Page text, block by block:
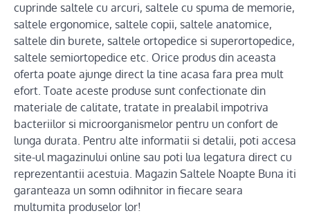
cuprinde saltele cu arcuri, saltele cu spuma de memorie,
saltele ergonomice, saltele copii, saltele anatomice,
saltele din burete, saltele ortopedice si superortopedice,
saltele semiortopedice etc. Orice produs din aceasta
oferta poate ajunge direct la tine acasa fara prea mult
efort. Toate aceste produse sunt confectionate din
materiale de calitate, tratate in prealabil impotriva
bacteriilor si microorganismelor pentru un confort de
lunga durata. Pentru alte informatii si detalii, poti accesa
site-ul magazinului online sau poti lua legatura direct cu
reprezentantii acestuia. Magazin Saltele Noapte Buna iti
garanteaza un somn odihnitor in fiecare seara
multumita produselor lor!